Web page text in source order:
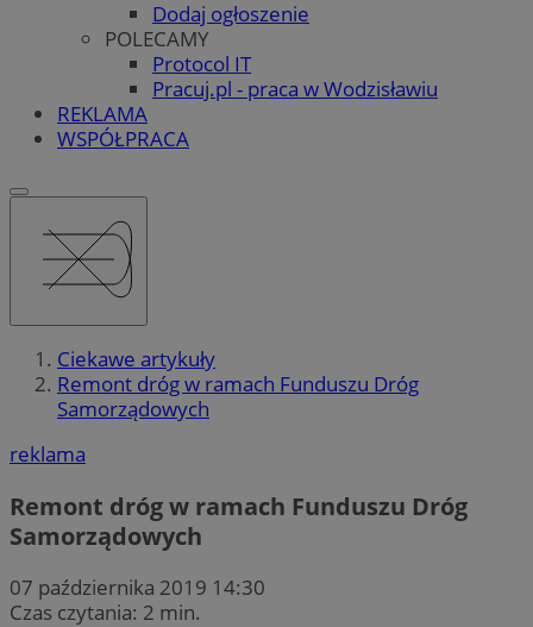
Dodaj ogłoszenie
POLECAMY
Protocol IT
Pracuj.pl - praca w Wodzisławiu
REKLAMA
WSPÓŁPRACA
Ciekawe artykuły
Remont dróg w ramach Funduszu Dróg
Samorządowych
reklama
Remont dróg w ramach Funduszu Dróg
Samorządowych
07 października 2019 14:30
Czas czytania: 2 min.